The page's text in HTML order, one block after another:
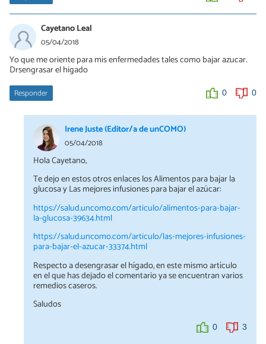
Cayetano Leal
05/04/2018
Yo que me oriente para mis enfermedades tales como bajar azucar.
Drsengrasar el higado
Responder 0 0
Irene Juste (Editor/a de unCOMO)
05/04/2018
Hola Cayetano,
Te dejo en estos otros enlaces los Alimentos para bajar la
glucosa y Las mejores infusiones para bajar el azúcar:
https://salud.uncomo.com/articulo/alimentos-para-bajar-
la-glucosa-39634.html
https://salud.uncomo.com/articulo/las-mejores-infusiones-
para-bajar-el-azucar-33374.html
Respecto a desengrasar el hígado, en este mismo artículo
en el que has dejado el comentario ya se encuentran varios
remedios caseros.
Saludos
0 3